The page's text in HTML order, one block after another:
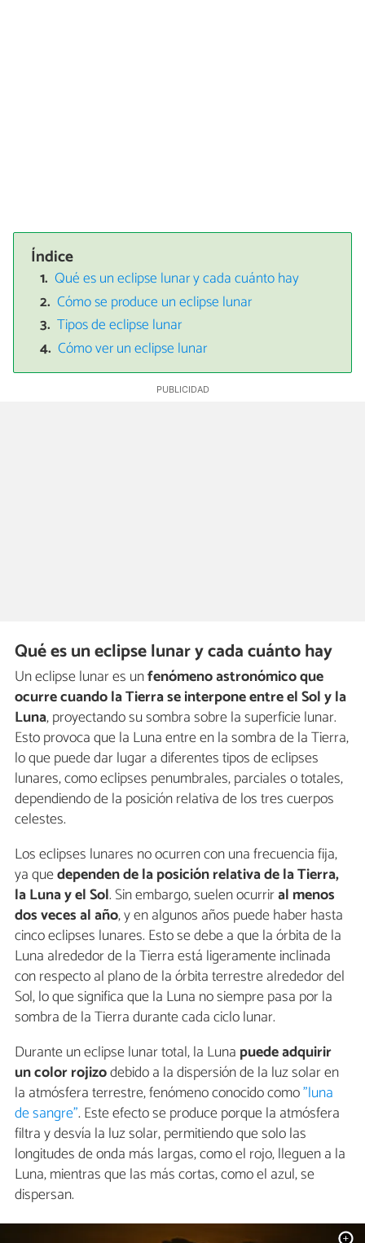
Índice
Qué es un eclipse lunar y cada cuánto hay
Cómo se produce un eclipse lunar
Tipos de eclipse lunar
Cómo ver un eclipse lunar
Qué es un eclipse lunar y cada cuánto hay
Un eclipse lunar es unfenómeno astronómico que
ocurre cuando la Tierra se interpone entre el Sol y la
Luna, proyectando su sombra sobre la superficie lunar.
Esto provoca que la Luna entre en la sombra de la Tierra,
lo que puede dar lugar a diferentes tipos de eclipses
lunares, como eclipses penumbrales, parciales o totales,
dependiendo de la posición relativa de los tres cuerpos
celestes.
Los eclipses lunares no ocurren con una frecuencia fija,
ya quedependen de la posición relativa de la Tierra,
la Luna y el Sol. Sin embargo, suelen ocurriral menos
dos veces al año, y en algunos años puede haber hasta
cinco eclipses lunares. Esto se debe a que la órbita de la
Luna alrededor de la Tierra está ligeramente inclinada
con respecto al plano de la órbita terrestre alrededor del
Sol, lo que significa que la Luna no siempre pasa por la
sombra de la Tierra durante cada ciclo lunar.
Durante un eclipse lunar total, la Luna puede adquirir
un color rojizodebido a la dispersión de la luz solar en
la atmósfera terrestre, fenómeno conocido como"luna
de sangre". Este efecto se produce porque la atmósfera
filtra y desvía la luz solar, permitiendo que solo las
longitudes de onda más largas, como el rojo, lleguen a la
Luna, mientras que las más cortas, como el azul, se
dispersan.